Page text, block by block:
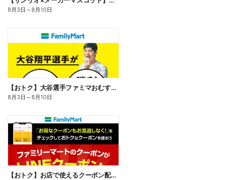
8月3日 ～8月10日
【おトク】大谷選手ファミマおむすび割
8月3日 ～8月10日
【おトク】お店で使えるクーポン配信中